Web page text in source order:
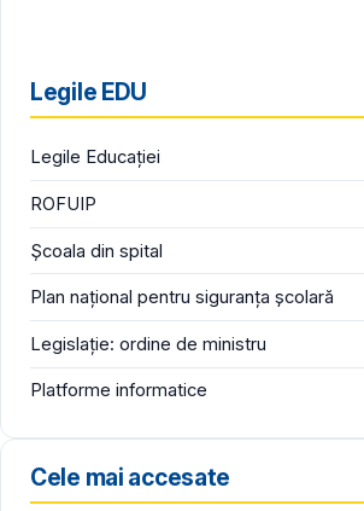
Legile EDU
Legile Educației
ROFUIP
Școala din spital
Plan național pentru siguranța școlară
Legislație: ordine de ministru
Platforme informatice
Cele mai accesate